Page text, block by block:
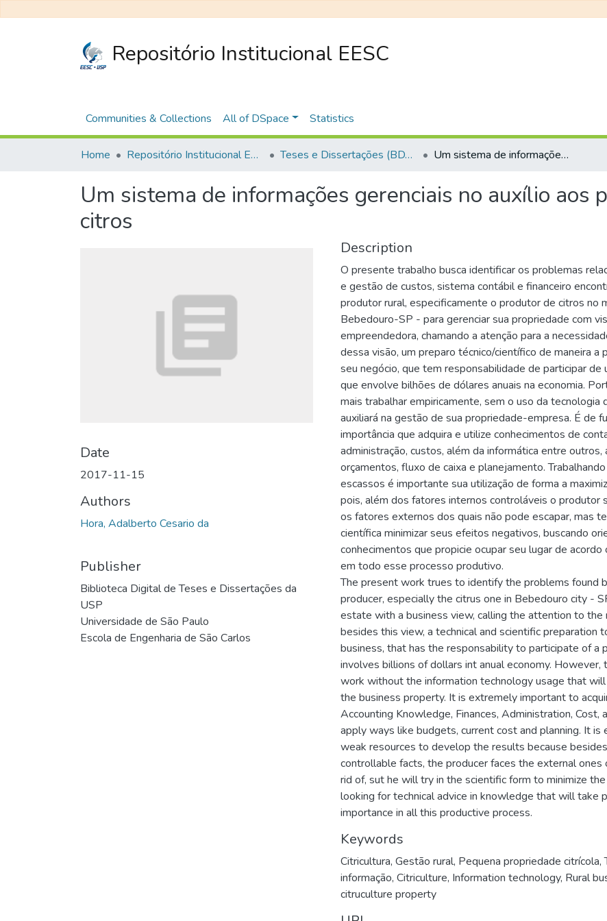
Repositório Institucional EESC
Communities & Collections All of DSpace Statistics
Home Repositório Institucional EESC Teses e Dissertações (BDTD USP) Um sistema de informações gerenciais no auxílio aos pequenos produtores de citros
Um sistema de informações gerenciais no auxílio aos
citros
Date
2017-11-15
Authors
Hora, Adalberto Cesario da
Publisher
Biblioteca Digital de Teses e Dissertações da
USP
Universidade de São Paulo
Escola de Engenharia de São Carlos
Description
O presente trabalho busca identificar os problemas
e gestão de custos, sistema contábil e financeiro
produtor rural, especificamente o produtor de citros no
Bebedouro-SP - para gerenciar sua propriedade com
empreendedora, chamando a atenção para a
dessa visão, um preparo técnico/científico de maneira a
seu negócio, que tem responsabilidade de participar de
que envolve bilhões de dólares anuais na economia.
mais trabalhar empiricamente, sem o uso da tecnologia
auxiliará na gestão de sua propriedade-empresa. É de
importância que adquira e utilize conhecimentos de
administração, custos, além da informática entre
orçamentos, fluxo de caixa e planejamento.
escassos é importante sua utilização de forma a
pois, além dos fatores internos controláveis o produtor
os fatores externos dos quais não pode escapar, mas
científica minimizar seus efeitos negativos, buscando
conhecimentos que propicie ocupar seu lugar de acordo
em todo esse processo produtivo.
The present work trues to identify the problems found
producer, especially the citrus one in Bebedouro city -
estate with a business view, calling the attention to the
besides this view, a technical and scientific preparation
business, that has the responsability to participate of a
involves billions of dollars int anual economy. However,
work without the information technology usage that
the business property. It is extremely important to
Accounting Knowledge, Finances, Administration, Cost,
apply ways like budgets, current cost and planning. It
weak resources to develop the results because
controllable facts, the producer faces the external ones
rid of, sut he will try in the scientific form to minimize
looking for technical advice in knowledge that will take
importance in all this productive process.
Keywords
Citricultura, Gestão rural, Pequena propriedade citrícola,
informação, Citriculture, Information technology, Rural
citruculture property